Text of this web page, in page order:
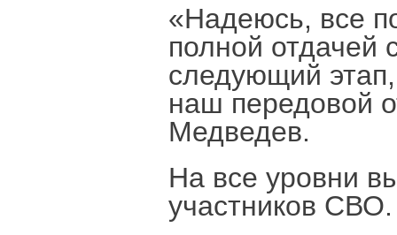
«Надеюсь, все
полной отдачей
следующий
наш передовой
Медведев.
На все уровни
участников СВО.